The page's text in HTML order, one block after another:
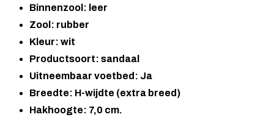
Binnenzool: leer
Zool: rubber
Kleur: wit
Productsoort: sandaal
Uitneembaar voetbed: Ja
Breedte: H-wijdte (extra breed)
Hakhoogte: 7,0 cm.